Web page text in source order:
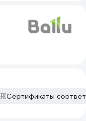
Сертификаты